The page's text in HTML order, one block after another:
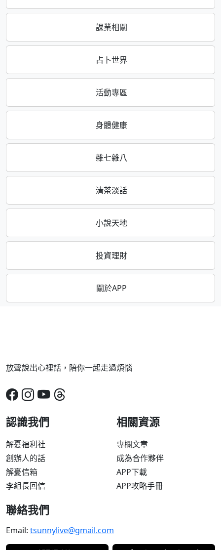
課業相關
占卜世界
活動專區
身體健康
雜七雜八
清茶淡話
小說天地
投資理財
關於APP
放聲說出心裡話，陪你一起走過煩惱
認識我們
解憂福利社
創辦人的話
解憂信箱
李組長回信
相關資源
專欄文章
成為合作夥伴
APP下載
APP攻略手冊
聯絡我們
Email: tsunnylive@gmail.com